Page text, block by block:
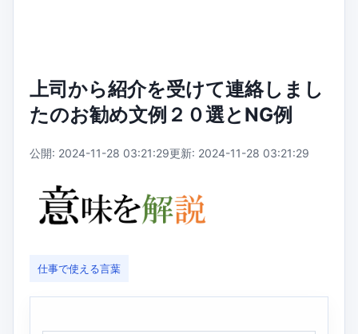
上司から紹介を受けて連絡しまし
たのお勧め文例２０選とNG例
公開: 2024-11-28 03:21:29更新: 2024-11-28 03:21:29
仕事で使える言葉